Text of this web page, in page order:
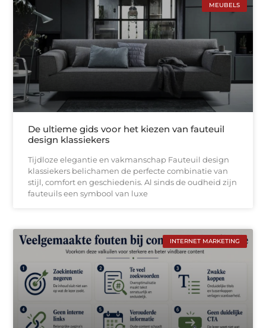
MEUBELS
De ultieme gids voor het kiezen van fauteuil
design klassiekers
Tijdloze elegantie en vakmanschap Fauteuil design
klassiekers belichamen de perfecte combinatie van
stijl, comfort en geschiedenis. Al sinds de oudheid zijn
fauteuils een symbool van luxe
INTERNET MARKETING